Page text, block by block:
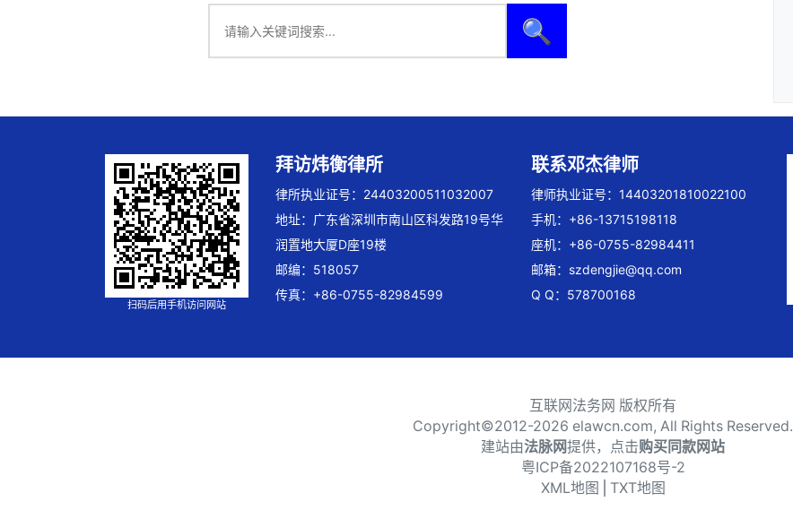
🔍
扫码后用手机访问网站
拜访炜衡律所
律所执业证号：24403200511032007
地址：广东省深圳市南山区科发路19号华
润置地大厦D座19楼
邮编：518057
传真：+86-0755-82984599
联系邓杰律师
律师执业证号：14403201810022100
手机：+86-13715198118
座机：+86-0755-82984411
邮箱： szdengjie@qq.com
Q Q：578700168
互联网法务网 版权所有
Copyright©2012-2026 elawcn.com, All Rights Reserved.
建站由法脉网提供，点击购买同款网站
粤ICP备2022107168号-2
XML地图 TXT地图